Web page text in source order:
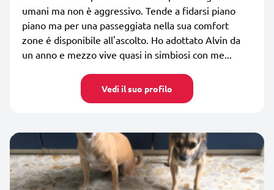
umani ma non è aggressivo. Tende a fidarsi piano
piano ma per una passeggiata nella sua comfort
zone é disponibile all'ascolto. Ho adottato Alvin da
un anno e mezzo vive quasi in simbiosi con me...
Vedi il suo profilo